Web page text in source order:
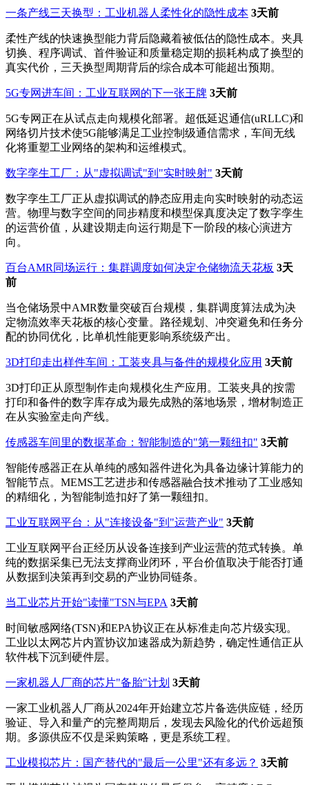
一条产线三天换型：工业机器人柔性化的隐性成本 3天前
柔性产线的快速换型能力背后隐藏着被低估的隐性成本。夹具
切换、程序调试、首件验证和质量稳定期的损耗构成了换型的
真实代价，三天换型周期背后的综合成本可能超出预期。
5G专网进车间：工业互联网的下一张王牌 3天前
5G专网正在从试点走向规模化部署。超低延迟通信(uRLLC)和
网络切片技术使5G能够满足工业控制级通信需求，车间无线
化将重塑工业网络的架构和运维模式。
数字孪生工厂：从"虚拟调试"到"实时映射" 3天前
数字孪生工厂正从虚拟调试的静态应用走向实时映射的动态运
营。物理与数字空间的同步精度和模型保真度决定了数字孪生
的运营价值，从建设期走向运行期是下一阶段的核心演进方
向。
百台AMR同场运行：集群调度如何决定仓储物流天花板 3天
前
当仓储场景中AMR数量突破百台规模，集群调度算法成为决
定物流效率天花板的核心变量。路径规划、冲突避免和任务分
配的协同优化，比单机性能更影响系统级产出。
3D打印走出样件车间：工装夹具与备件的规模化应用 3天前
3D打印正从原型制作走向规模化生产应用。工装夹具的按需
打印和备件的数字库存成为最先成熟的落地场景，增材制造正
在从实验室走向产线。
传感器车间里的数据革命：智能制造的"第一颗纽扣" 3天前
智能传感器正在从单纯的感知器件进化为具备边缘计算能力的
智能节点。MEMS工艺进步和传感器融合技术推动了工业感知
的精细化，为智能制造扣好了第一颗纽扣。
工业互联网平台：从"连接设备"到"运营产业" 3天前
工业互联网平台正经历从设备连接到产业运营的范式转换。单
纯的数据采集已无法支撑商业闭环，平台价值取决于能否打通
从数据到决策再到交易的产业协同链条。
当工业芯片开始"读懂"TSN与EPA 3天前
时间敏感网络(TSN)和EPA协议正在从标准走向芯片级实现。
工业以太网芯片内置协议加速器成为新趋势，确定性通信正从
软件栈下沉到硬件层。
一家机器人厂商的芯片"备胎"计划 3天前
一家工业机器人厂商从2024年开始建立芯片备选供应链，经历
验证、导入和量产的完整周期后，发现去风险化的代价远超预
期。多源供应不仅是采购策略，更是系统工程。
工业模拟芯片：国产替代的"最后一公里"还有多远？ 3天前